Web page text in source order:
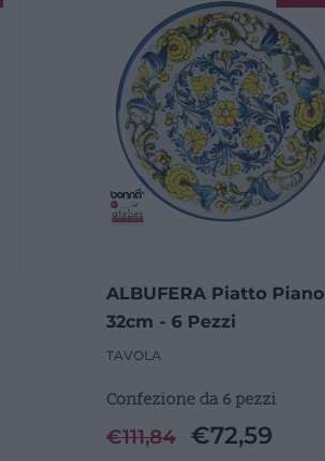
ALBUFERA Piatto Piano
32cm - 6 Pezzi
TAVOLA
Confezione da 6 pezzi
€111,84 €72,59